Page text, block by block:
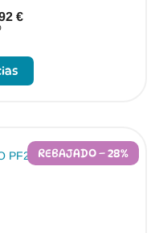
€
REBAJADO – 28%